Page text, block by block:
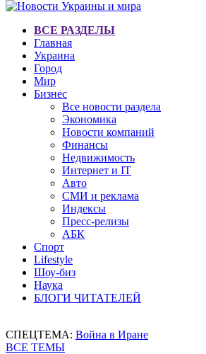
ВСЕ РАЗДЕЛЫ
Главная
Украина
Город
Мир
Бизнес
Все новости раздела
Экономика
Новости компаний
Финансы
Недвижимость
Интернет и IT
Авто
СМИ и реклама
Индексы
Пресс-релизы
АБК
Спорт
Lifestyle
Шоу-биз
Наука
БЛОГИ ЧИТАТЕЛЕЙ
СПЕЦТЕМА: Война в Иране
ВСЕ ТЕМЫ